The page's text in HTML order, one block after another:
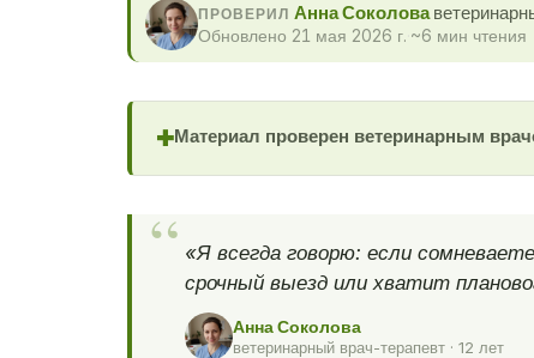
ПРОВЕРИЛ Анна Соколова
Обновлено 21 мая 2026 г. ~6 мин чтения
✚Материал проверен ветеринарным
«Я всегда говорю: если
срочный выезд или хватит
Анна Соколова
ветеринарный врач-терапевт · 12 лет